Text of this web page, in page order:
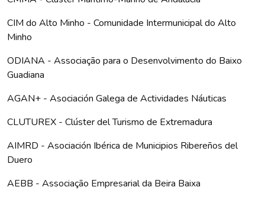
CIM do Alto Minho - Comunidade Intermunicipal do Alto
Minho
ODIANA - Associação para o Desenvolvimento do Baixo
Guadiana
AGAN+ - Asociación Galega de Actividades Náuticas
CLUTUREX - Clúster del Turismo de Extremadura
AIMRD - Asociación Ibérica de Municipios Ribereños del
Duero
AEBB - Associação Empresarial da Beira Baixa